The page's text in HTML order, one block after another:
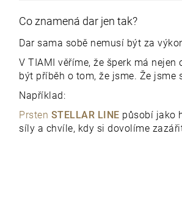
Co znamená dar jen tak?
Dar sama sobě nemusí být za
V TIAMI věříme, že šperk má
být příběh o tom, že jsme. Že jsme
Například:
Prsten STELLAR LINE působí jako
síly a chvíle, kdy si dovolíme